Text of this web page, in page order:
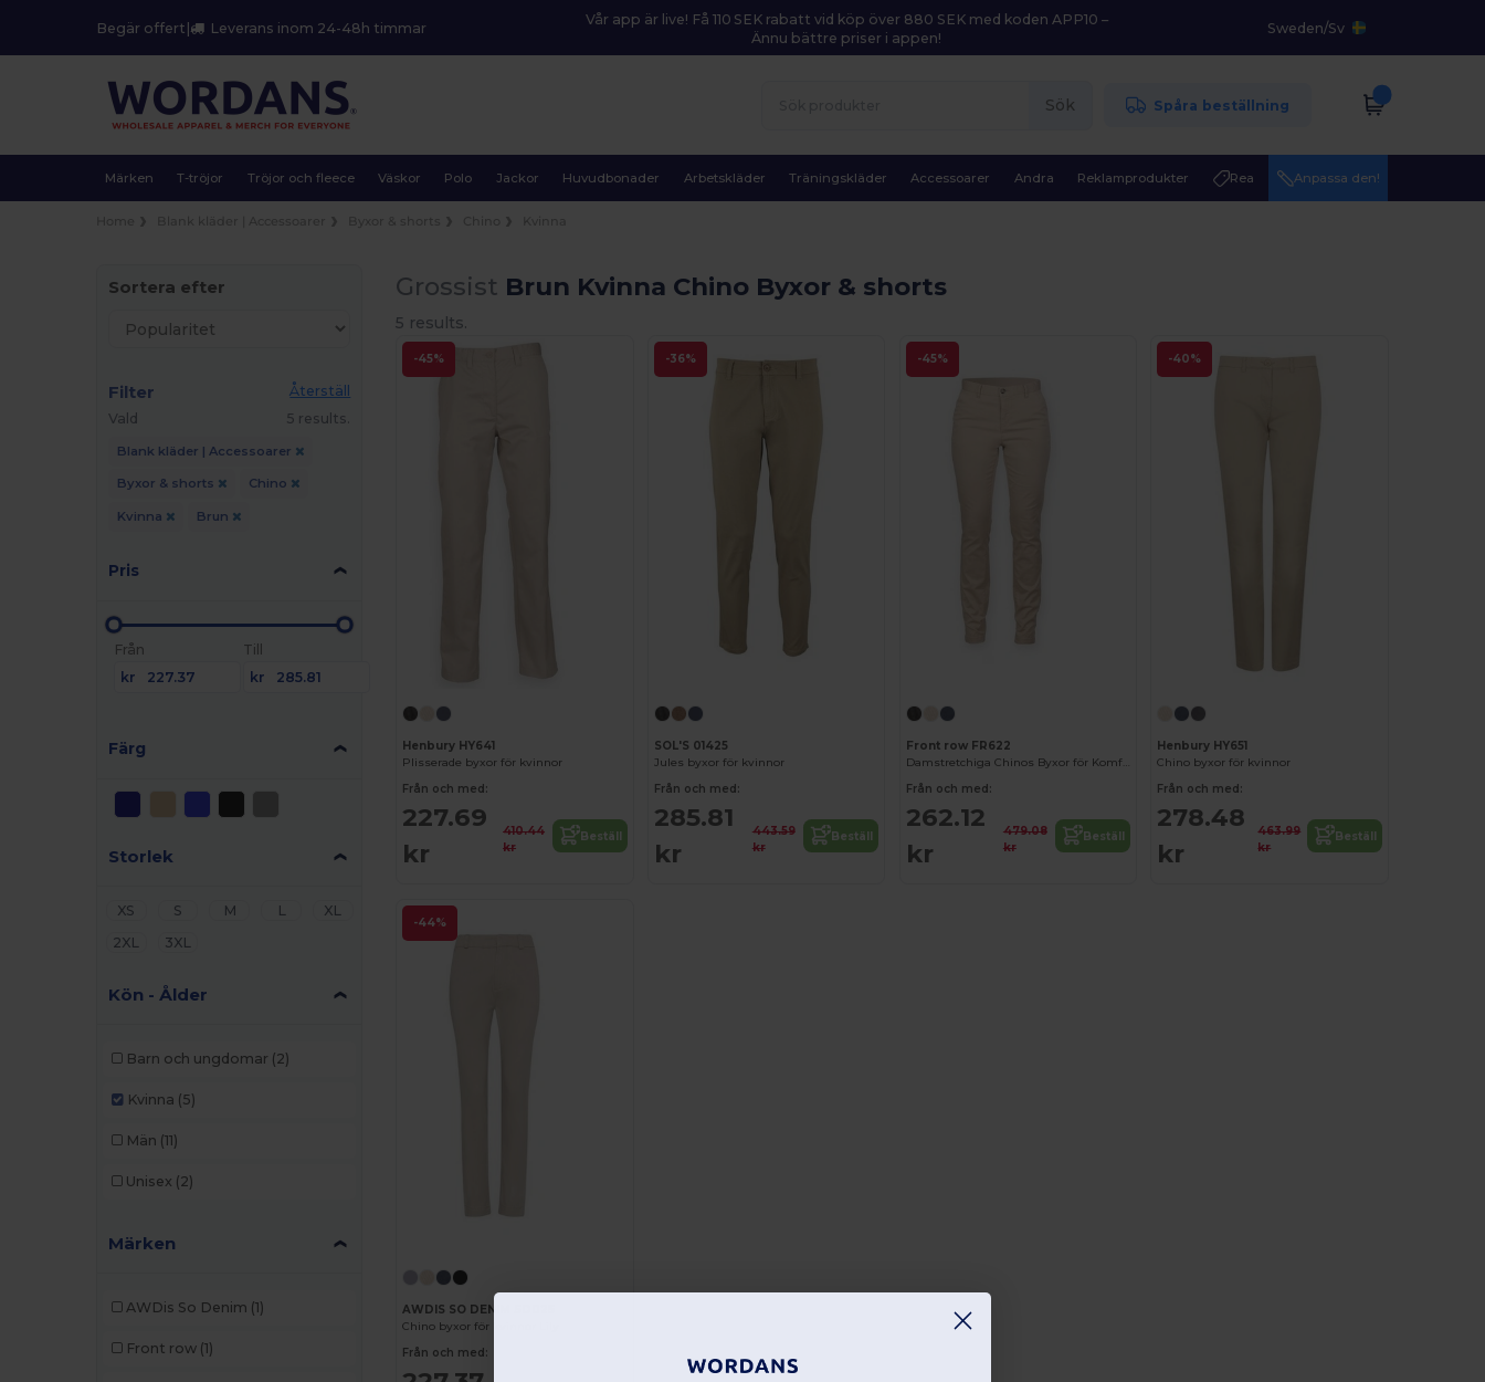
Begär offert | Leverans inom 24-48h timmar
Vår app är live! Få 110 SEK rabatt vid köp över 880 SEK med koden APP10 –
Ännu bättre priser i appen!
Sweden/Sv
Sök Spåra beställning
Märken T-tröjor Tröjor och fleece Väskor Polo Jackor Huvudbonader Arbetskläder Träningskläder Accessoarer Andra Reklamprodukter Rea Anpassa den!
Sortera efter
Filter
Återställ
Vald
5 results.
Blank kläder | Accessoarer
Byxor & shorts Chino
Kvinna Brun
Pris
Från
kr
Till
kr
Färg
Storlek
XS S M L
XL
2XL
3XL
Kön - Ålder
Barn och ungdomar (2)
Kvinna (5)
Män (11)
Unisex (2)
Märken
AWDis So Denim (1)
Front row (1)
Grossist Brun Kvinna Chino Byxor & shorts
5 results.
-45%
Henbury HY641
Plisserade byxor för kvinnor
Från och med:
227.69
kr
410.44
kr
Beställ
-36%
SOL'S 01425
Jules byxor för kvinnor
Från och med:
285.81
kr
443.59
kr
Beställ
-45%
Front row FR622
Damstretchiga Chinos Byxor för Komfort och Stil
Från och med:
262.12
kr
479.08
kr
Beställ
-40%
Henbury HY651
Chino byxor för kvinnor
Från och med:
278.48
kr
463.99
kr
Beställ
-44%
AWDIS SO DENIM SD025
Chino byxor för kvinnor Lily
Från och med: